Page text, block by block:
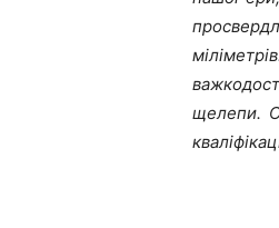
щелепи.